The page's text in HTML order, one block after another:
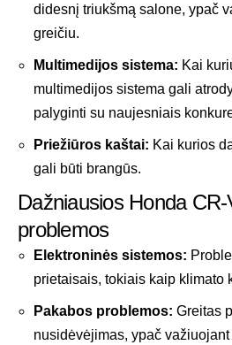
didesnį triukšmą salone, ypač
greičiu.
Multimedijos sistema: Kai
multimedijos sistema gali
palyginti su naujesniais
Priežiūros kaštai: Kai kurios
gali būti brangūs.
Dažniausios Honda
problemos
Elektroninės sistemos:
prietaisais, tokiais kaip klimato
Pakabos problemos: Greitas
nusidėvėjimas, ypač